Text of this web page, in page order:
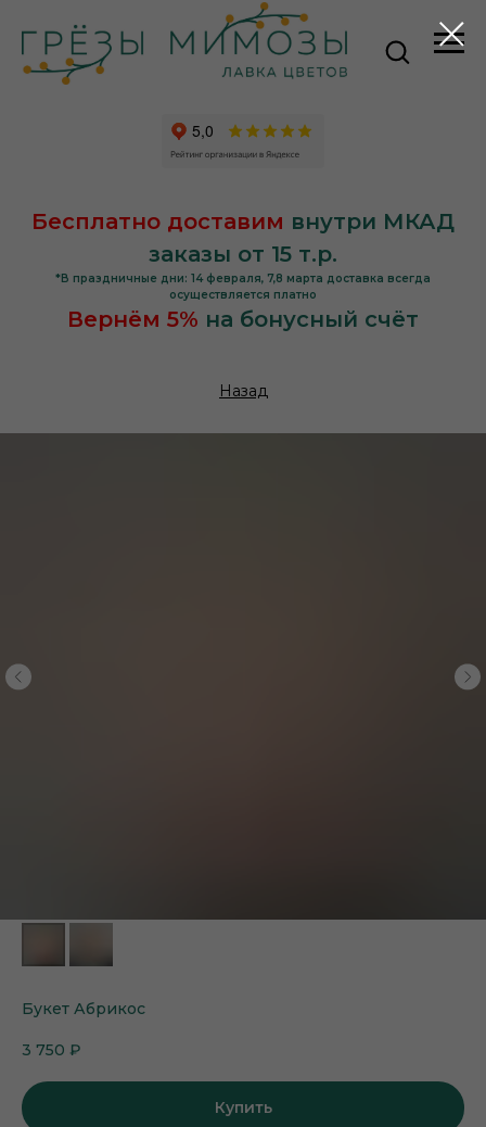
Бесплатно доставим внутри МКАД
заказы от 15 т.р.
*В праздничные дни: 14 февраля, 7,8 марта доставка всегда
осуществляется платно
Вернём 5% на бонусный счёт
Назад
Букет Абрикос
3 750 ₽
Купить